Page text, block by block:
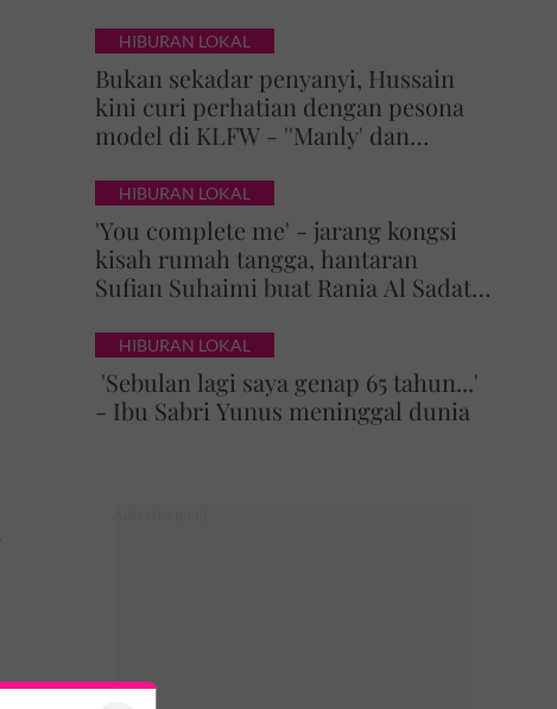
HIBURAN LOKAL
Bukan sekadar penyanyi, Hussain
kini curi perhatian dengan pesona
model di KLFW - ''Manly' dan
HIBURAN LOKAL
'You complete me' - jarang kongsi
kisah rumah tangga, hantaran
Sufian Suhaimi buat Rania Al Sadat
HIBURAN LOKAL
'Sebulan lagi saya genap 65 tahun...'
- Ibu Sabri Yunus meninggal dunia